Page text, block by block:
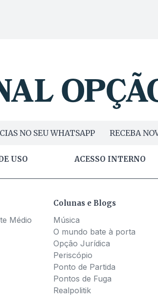
NO SEU WHATSAPP RECEBA
USO ACESSO INTERNO
Médio
Colunas e Blogs
Música
O mundo bate à porta
Opção Jurídica
Periscópio
Ponto de Partida
Pontos de Fuga
Realpolitik